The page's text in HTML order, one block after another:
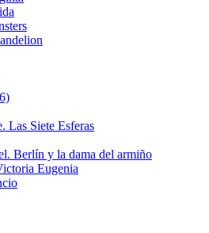
Las Siete Esferas
Berlín y la dama del armiño
Eugenia